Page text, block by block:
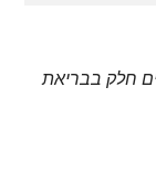
חלק בבריאת